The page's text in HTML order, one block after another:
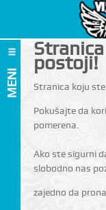
MENI
postoji!
Stranica koju
Pokušajte da
pomerena.
Ako ste sigurni
slobodno nas
zajedno da